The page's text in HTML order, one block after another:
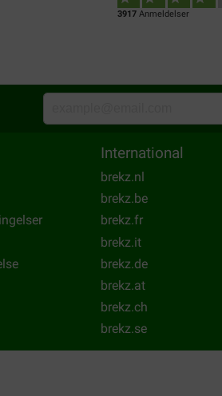
3917Anmeldelser
International
brekz.nl
brekz.be
brekz.fr
brekz.it
brekz.de
brekz.at
brekz.ch
brekz.se